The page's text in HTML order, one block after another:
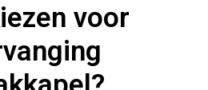
voor